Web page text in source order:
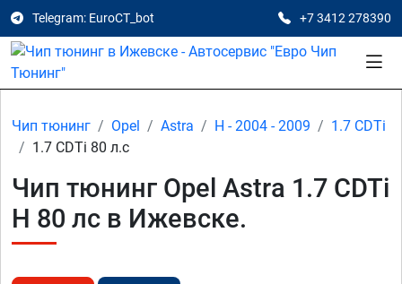
Telegram: EuroCT_bot +7 3412 278390
Чип тюнинг Opel Astra H - 2004 - 2009
1.7 CDTi
1.7 CDTi 80 л.с
Чип тюнинг Opel Astra 1.7 CDTi
H 80 лс в Ижевске.